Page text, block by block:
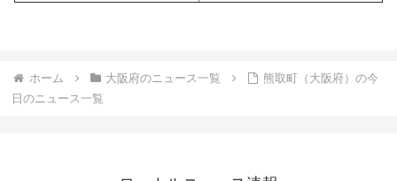
ホーム 大阪府のニュース一覧
熊取町（大阪府）の今
日のニュース一覧